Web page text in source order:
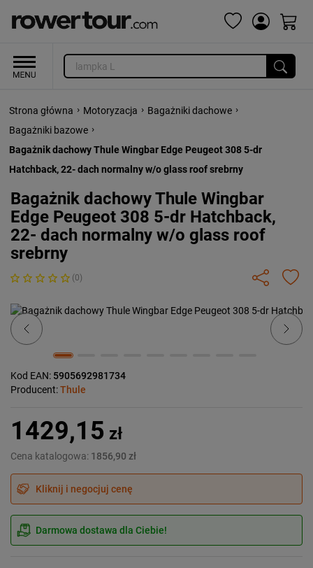
Strona główna › Motoryzacja › Bagażniki dachowe ›
Bagażniki bazowe ›
Bagażnik dachowy Thule Wingbar Edge Peugeot 308 5-dr
Hatchback, 22- dach normalny w/o glass roof srebrny
Bagażnik dachowy Thule Wingbar
Edge Peugeot 308 5-dr Hatchback,
22- dach normalny w/o glass roof
srebrny
(0)
Previous Next
Kod EAN: 5905692981734
Producent:Thule
1429,15 zł
Cena katalogowa: 1856,90 zł
Kliknij i negocjuj cenę
Darmowa dostawa dla Ciebie!